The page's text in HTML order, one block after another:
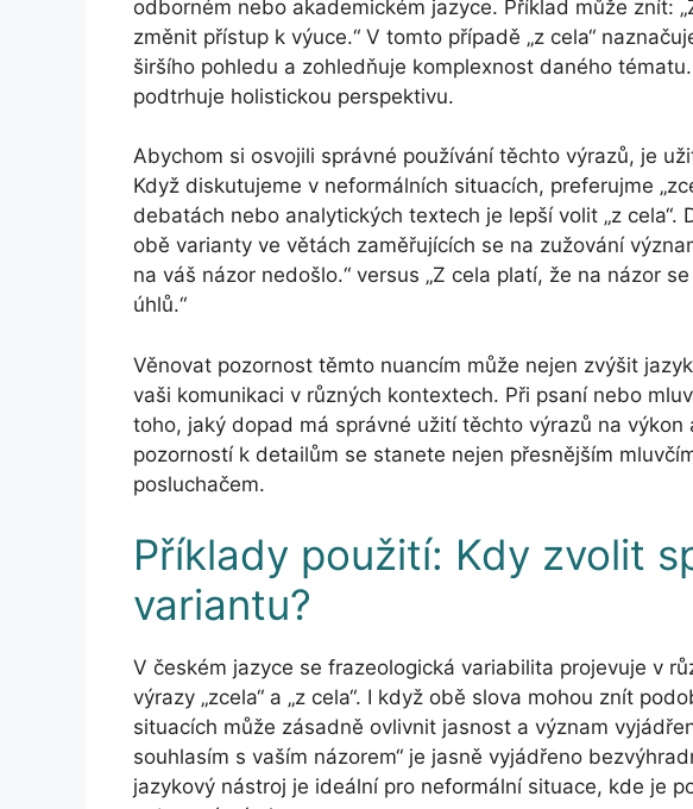
odborném nebo akademickém jazyce. Příklad může znít:
změnit přístup k výuce.“ V tomto případě „z cela“
širšího pohledu a zohledňuje komplexnost daného
podtrhuje holistickou perspektivu.
Abychom si osvojili správné používání těchto výrazů, je
Když diskutujeme v neformálních situacích, preferujme
debatách nebo analytických textech je lepší volit „z cela“.
obě varianty ve větách zaměřujících se na zužování
na váš názor nedošlo.“ versus „Z cela platí, že na názor
úhlů.“
Věnovat pozornost těmto nuancím může nejen zvýšit
vaši komunikaci v různých kontextech. Při psaní nebo
toho, jaký dopad má správné užití těchto výrazů na
pozorností k detailům se stanete nejen přesnějším
posluchačem.
Příklady použití: Kdy zvolit
variantu?
V českém jazyce se frazeologická variabilita projevuje v
výrazy „zcela“ a „z cela“. I když obě slova mohou znít
situacích může zásadně ovlivnit jasnost a význam
souhlasím s vaším názorem“ je jasně vyjádřeno
jazykový nástroj je ideální pro neformální situace, kde je